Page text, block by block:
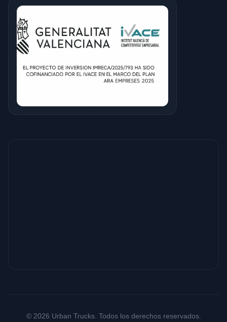
© 2026 Urban Trucks. Todos los derechos reservados.